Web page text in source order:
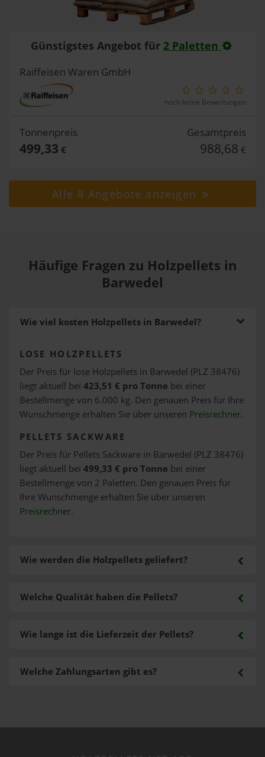
Günstigstes Angebot für 2 Paletten
Raiffeisen Waren GmbH
noch keine Bewertungen
Tonnenpreis
499,33 €
Gesamtpreis
988,68 €
Alle 8 Angebote anzeigen
Häufige Fragen zu Holzpellets in
Barwedel
Wie viel kosten Holzpellets in Barwedel?
LOSE HOLZPELLETS
Der Preis für lose Holzpellets in Barwedel (PLZ 38476)
liegt aktuell bei 423,51 € pro Tonne bei einer
Bestellmenge von 6.000 kg. Den genauen Preis für Ihre
Wunschmenge erhalten Sie über unseren Preisrechner.
PELLETS SACKWARE
Der Preis für Pellets Sackware in Barwedel (PLZ 38476)
liegt aktuell bei 499,33 € pro Tonne bei einer
Bestellmenge von 2 Paletten. Den genauen Preis für
Ihre Wunschmenge erhalten Sie über unseren
Preisrechner.
Wie werden die Holzpellets geliefert?
Welche Zahlungsarten gibt es?
Welche Qualität haben die Pellets?
Wie lange ist die Lieferzeit der Pellets?